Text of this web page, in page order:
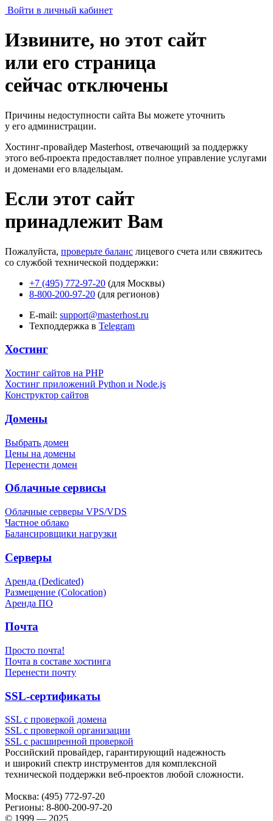
Войти в личный кабинет
Извините, но этот сайт
или его страница
сейчас отключены
Причины недоступности сайта Вы можете уточнить
у его администрации.
Хостинг-провайдер Masterhost, отвечающий за поддержку
этого веб-проекта предоставляет полное управление услугами
и доменами его владельцам.
Если этот сайт
принадлежит Вам
Пожалуйста, проверьте баланс лицевого счета или свяжитесь
со службой технической поддержки:
+7 (495) 772-97-20 (для Москвы)
8-800-200-97-20 (для регионов)
E-mail: support@masterhost.ru
Техподдержка в Telegram
Хостинг
Хостинг сайтов на PHP
Хостинг приложений Python и Node.js
Конструктор сайтов
Домены
Выбрать домен
Цены на домены
Перенести домен
Облачные сервисы
Облачные серверы VPS/VDS
Частное облако
Балансировщики нагрузки
Серверы
Аренда (Dedicated)
Размещение (Colocation)
Аренда ПО
Почта
Просто почта!
Почта в составе хостинга
Перенести почту
SSL-сертификаты
SSL с проверкой домена
SSL с проверкой организации
SSL с расширенной проверкой
Российский провайдер, гарантирующий надежность
и широкий спектр инструментов для комплексной
технической поддержки веб-проектов любой сложности.
Москва: (495) 772-97-20
Регионы: 8-800-200-97-20
© 1999 — 2025